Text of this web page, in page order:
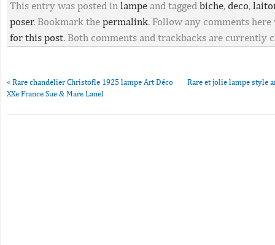
This entry was posted in lampe and tagged biche, deco,
poser. Bookmark the permalink. Follow any comments
for this post. Both comments and trackbacks are currently
« Rare chandelier Christofle 1925 lampe Art Déco
XXe France Sue & Mare Lanel
Rare et jolie lampe style